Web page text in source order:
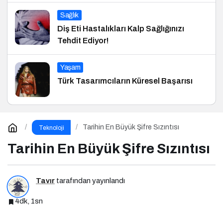
Sağlık
Diş Eti Hastalıkları Kalp Sağlığınızı
Tehdit Ediyor!
Yaşam
Türk Tasarımcıların Küresel Başarısı
Teknoloji Tarihin En Büyük Şifre Sızıntısı
Tarihin En Büyük Şifre Sızıntısı
Tavır tarafından yayınlandı
4dk, 1sn